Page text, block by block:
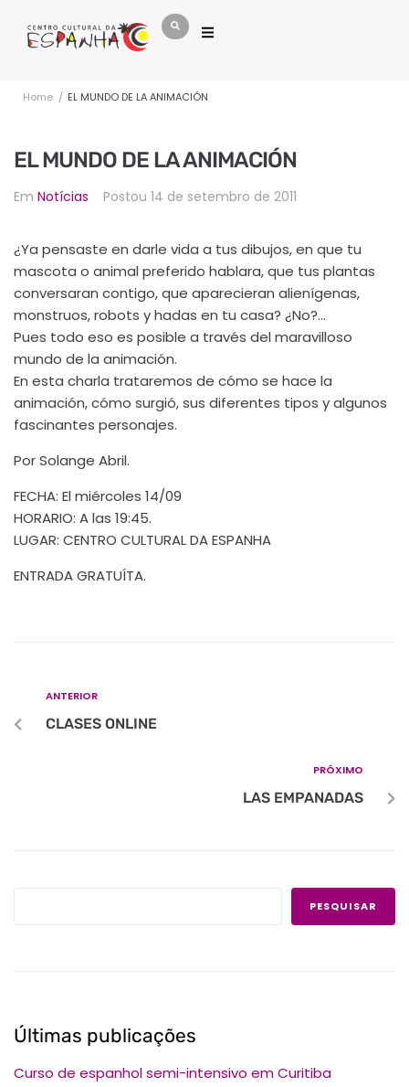
Home / EL MUNDO DE LA ANIMACIÓN
EL MUNDO DE LA ANIMACIÓN
Em Notícias Postou 14 de setembro de 2011
¿Ya pensaste en darle vida a tus dibujos, en que tu
mascota o animal preferido hablara, que tus plantas
conversaran contigo, que aparecieran alienígenas,
monstruos, robots y hadas en tu casa? ¿No?…
Pues todo eso es posible a través del maravilloso
mundo de la animación.
En esta charla trataremos de cómo se hace la
animación, cómo surgió, sus diferentes tipos y algunos
fascinantes personajes.
Por Solange Abril.
FECHA: El miércoles 14/09
HORARIO: A las 19:45.
LUGAR: CENTRO CULTURAL DA ESPANHA
ENTRADA GRATUÍTA.
ANTERIOR
CLASES ONLINE
PRÓXIMO
LAS EMPANADAS
PESQUISAR
Últimas publicações
Curso de espanhol semi-intensivo em Curitiba